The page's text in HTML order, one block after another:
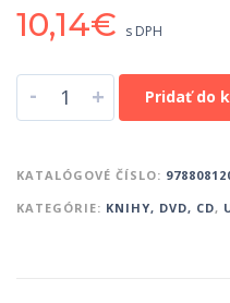
10,14€ s DPH
- + Pridať do
KATALÓGOVÉ ČÍSLO:
KATEGÓRIE: KNIHY, DVD, CD,